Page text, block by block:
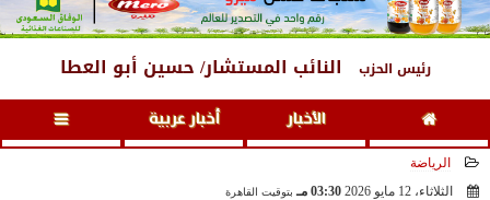
رئيس الحزب النائب المستشار/ حسين أبو العطا
الأخبار أخبار عربية
الرياضة
الثلاثاء، 12 مايو 2026
03:30 مـ بتوقيت القاهرة